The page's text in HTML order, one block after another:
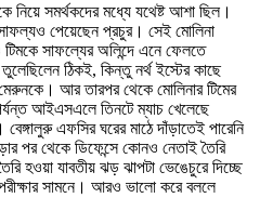
নিয়ে সমর্থকদের মধ্যে যথেষ্ট আশা ছিল।
পেয়েছেন প্রচুর। সেই মোলিনা
সাফল্যের অলিন্দে এনে ফেলতে
ঠিকই, কিন্তু নর্থ ইস্টের কাছে
আর তারপর থেকে মোলিনার টিমের
আইএসএলে তিনটে ম্যাচ খেলেছে
এফসির ঘরের মাঠে দাঁড়াতেই পারেনি
পর থেকে ডিফেন্সে কোনও নেতাই তৈরি
হওয়া যাবতীয় ঝড় ঝাপটা ভেঙেচুরে দিচ্ছে
সামনে। আরও ভালো করে বললে